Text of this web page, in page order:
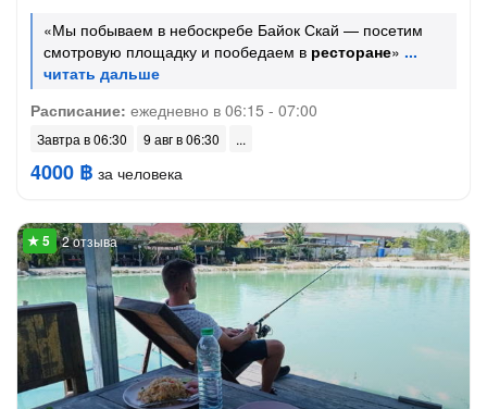
«Мы побываем в небоскребе Байок Скай — посетим
смотровую площадку и пообедаем в ресторане»
Расписание: ежедневно в 06:15 - 07:00
Завтра в 06:30 9 авг в 06:30
4000 ฿ за человека
2 отзыва